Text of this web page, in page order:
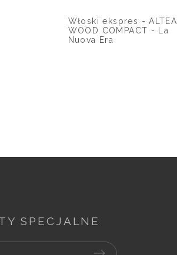
Włoski ekspres - ALTEA
WOOD COMPACT - La
Nuova Era
SPECJALNE